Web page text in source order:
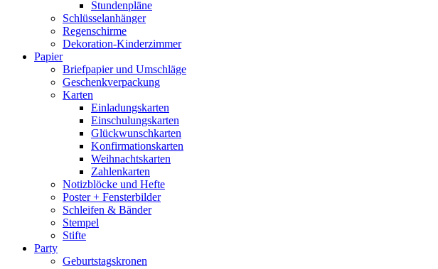
Stundenpläne
Schlüsselanhänger
Regenschirme
Dekoration-Kinderzimmer
Papier
Briefpapier und Umschläge
Geschenkverpackung
Karten
Einladungskarten
Einschulungskarten
Glückwunschkarten
Konfirmationskarten
Weihnachtskarten
Zahlenkarten
Notizblöcke und Hefte
Poster + Fensterbilder
Schleifen & Bänder
Stempel
Stifte
Party
Geburtstagskronen